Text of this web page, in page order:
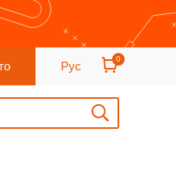
Рус
0